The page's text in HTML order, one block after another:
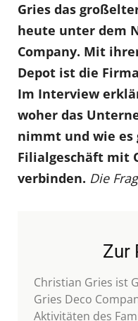
Gries das
heute unter dem
Company. Mit
Depot ist die
Im Interview
woher das
nimmt und wie es
Filialgeschäft mit
verbinden. Die
Zur
Christian Gries ist
Gries Deco
Aktivitäten des